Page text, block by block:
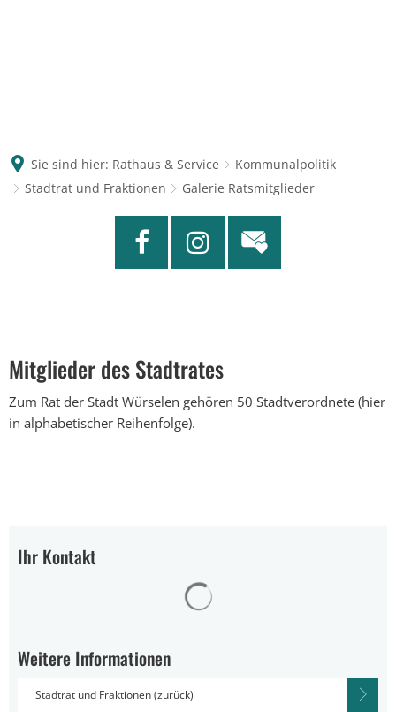
Sie sind hier: Rathaus & Service
Kommunalpolitik
Stadtrat und Fraktionen
Galerie Ratsmitglieder
Mitglieder des Stadtrates
Zum Rat der Stadt Würselen gehören 50 Stadtverordnete (hier
in alphabetischer Reihenfolge).
Ihr Kontakt
Weitere Informationen
Stadtrat und Fraktionen (zurück)